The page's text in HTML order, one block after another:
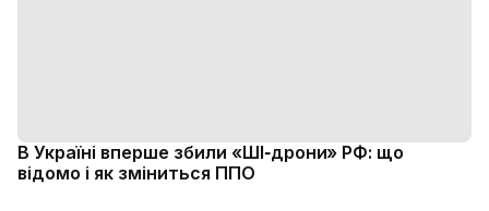
В Україні вперше збили «ШІ‑дрони» РФ: що
відомо і як зміниться ППО